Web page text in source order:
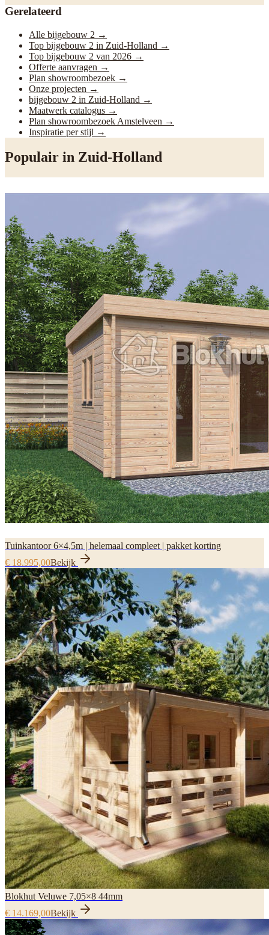
Gerelateerd
Alle bijgebouw 2 →
Top bijgebouw 2 in Zuid-Holland →
Top bijgebouw 2 van 2026 →
Offerte aanvragen →
Plan showroombezoek →
Onze projecten →
bijgebouw 2 in Zuid-Holland →
Maatwerk catalogus →
Plan showroombezoek Amstelveen →
Inspiratie per stijl →
Populair in Zuid-Holland
Tuinkantoor 6×4,5m | helemaal compleet | pakket korting
€ 18.995,00Bekijk
Blokhut Veluwe 7,05×8 44mm
€ 14.169,00Bekijk